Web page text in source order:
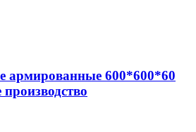
армированные 600*600*60